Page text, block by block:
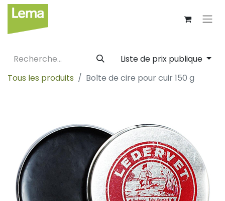
Liste de prix publique
Tous les produits
Boîte de cire pour cuir 150 g